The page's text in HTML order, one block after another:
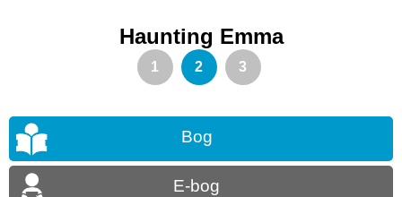
Haunting Emma
1 2 3
Bog
E-bog